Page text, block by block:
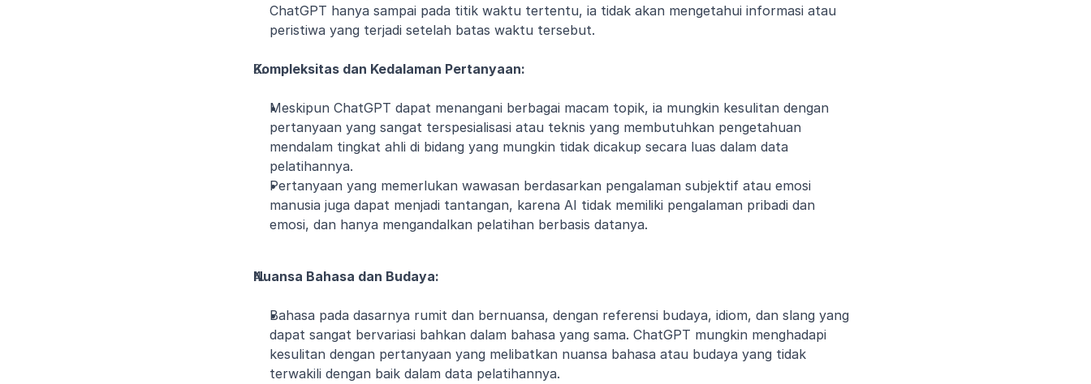
ChatGPT hanya sampai pada titik waktu tertentu, ia tidak akan mengetahui informasi atau
peristiwa yang terjadi setelah batas waktu tersebut.
Kompleksitas dan Kedalaman Pertanyaan:
Meskipun ChatGPT dapat menangani berbagai macam topik, ia mungkin kesulitan dengan
pertanyaan yang sangat terspesialisasi atau teknis yang membutuhkan pengetahuan
mendalam tingkat ahli di bidang yang mungkin tidak dicakup secara luas dalam data
pelatihannya.
Pertanyaan yang memerlukan wawasan berdasarkan pengalaman subjektif atau emosi
manusia juga dapat menjadi tantangan, karena AI tidak memiliki pengalaman pribadi dan
emosi, dan hanya mengandalkan pelatihan berbasis datanya.
Nuansa Bahasa dan Budaya:
Bahasa pada dasarnya rumit dan bernuansa, dengan referensi budaya, idiom, dan slang yang
dapat sangat bervariasi bahkan dalam bahasa yang sama. ChatGPT mungkin menghadapi
kesulitan dengan pertanyaan yang melibatkan nuansa bahasa atau budaya yang tidak
terwakili dengan baik dalam data pelatihannya.